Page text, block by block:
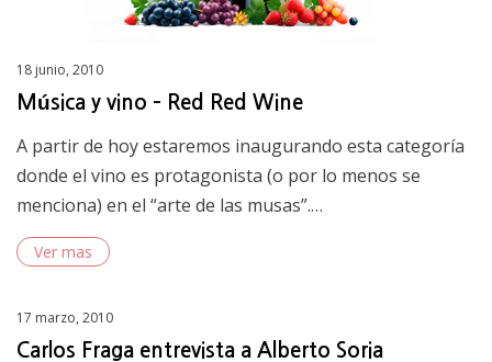
Posted
on
18 junio, 2010
Música y vino – Red Red Wine
A partir de hoy estaremos inaugurando esta categoría
donde el vino es protagonista (o por lo menos se
menciona) en el “arte de las musas”.…
Ver mas
Posted
on
17 marzo, 2010
Carlos Fraga entrevista a Alberto Soria